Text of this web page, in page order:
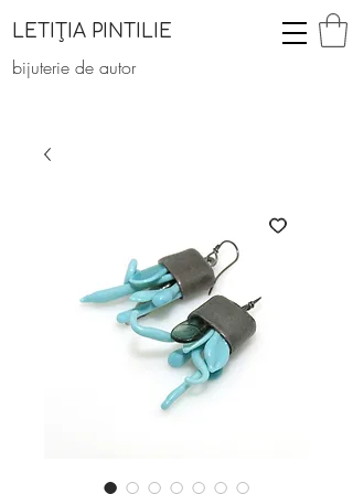
LETIȚIA PINTILIE
bijuterie de autor